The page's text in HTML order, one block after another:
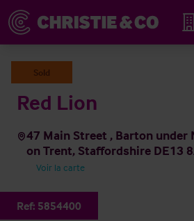
Sold
Red Lion
47 Main Street , Barton under
on Trent, Staffordshire DE13
Voir la carte
Ref: 5854400